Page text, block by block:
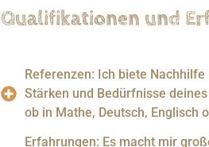
Qualifikationen und
Referenzen: Ich biete
Stärken und Bedürfnisse
ob in Mathe, Deutsch, Englisch
Erfahrungen: Es macht mir